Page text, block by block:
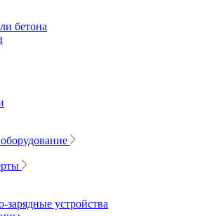
бетона
зарядные устройства